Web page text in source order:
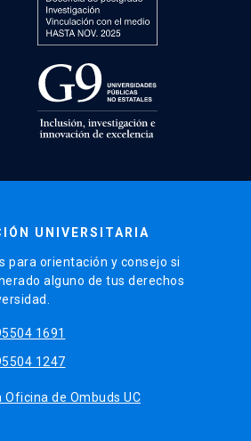
UNIVERSITARIA
para orientación y consejo si
alguno de tus derechos
1691
1247
Oficina de Ombuds UC